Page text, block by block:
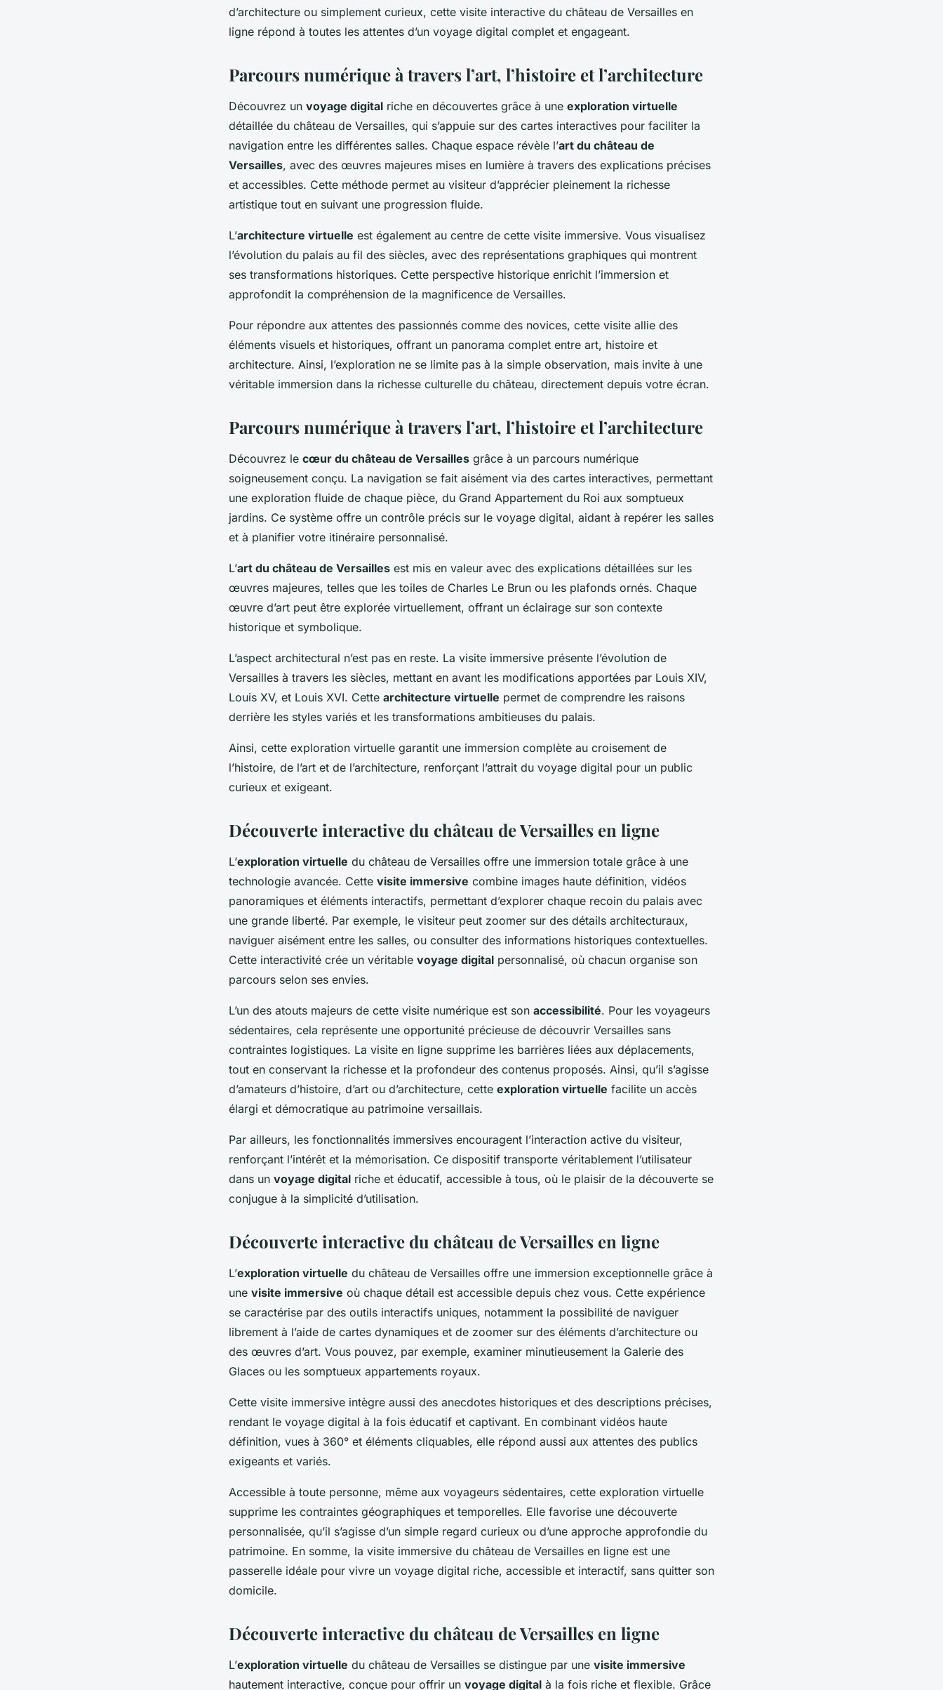
d’architecture ou simplement curieux, cette visite interactive du château de Versailles en
ligne répond à toutes les attentes d’un voyage digital complet et engageant.
Parcours numérique à travers l’art, l’histoire et l’architecture
Découvrez un voyage digital riche en découvertes grâce à une exploration virtuelle
détaillée du château de Versailles, qui s’appuie sur des cartes interactives pour faciliter la
navigation entre les différentes salles. Chaque espace révèle l’art du château de
Versailles, avec des œuvres majeures mises en lumière à travers des explications précises
et accessibles. Cette méthode permet au visiteur d’apprécier pleinement la richesse
artistique tout en suivant une progression fluide.
L’architecture virtuelle est également au centre de cette visite immersive. Vous visualisez
l’évolution du palais au fil des siècles, avec des représentations graphiques qui montrent
ses transformations historiques. Cette perspective historique enrichit l’immersion et
approfondit la compréhension de la magnificence de Versailles.
Pour répondre aux attentes des passionnés comme des novices, cette visite allie des
éléments visuels et historiques, offrant un panorama complet entre art, histoire et
architecture. Ainsi, l’exploration ne se limite pas à la simple observation, mais invite à une
véritable immersion dans la richesse culturelle du château, directement depuis votre écran.
Parcours numérique à travers l’art, l’histoire et l’architecture
Découvrez le cœur du château de Versailles grâce à un parcours numérique
soigneusement conçu. La navigation se fait aisément via des cartes interactives, permettant
une exploration fluide de chaque pièce, du Grand Appartement du Roi aux somptueux
jardins. Ce système offre un contrôle précis sur le voyage digital, aidant à repérer les salles
et à planifier votre itinéraire personnalisé.
L’art du château de Versailles est mis en valeur avec des explications détaillées sur les
œuvres majeures, telles que les toiles de Charles Le Brun ou les plafonds ornés. Chaque
œuvre d’art peut être explorée virtuellement, offrant un éclairage sur son contexte
historique et symbolique.
L’aspect architectural n’est pas en reste. La visite immersive présente l’évolution de
Versailles à travers les siècles, mettant en avant les modifications apportées par Louis XIV,
Louis XV, et Louis XVI. Cette architecture virtuelle permet de comprendre les raisons
derrière les styles variés et les transformations ambitieuses du palais.
Ainsi, cette exploration virtuelle garantit une immersion complète au croisement de
l’histoire, de l’art et de l’architecture, renforçant l’attrait du voyage digital pour un public
curieux et exigeant.
Découverte interactive du château de Versailles en ligne
L’exploration virtuelle du château de Versailles offre une immersion totale grâce à une
technologie avancée. Cette visite immersive combine images haute définition, vidéos
panoramiques et éléments interactifs, permettant d’explorer chaque recoin du palais avec
une grande liberté. Par exemple, le visiteur peut zoomer sur des détails architecturaux,
naviguer aisément entre les salles, ou consulter des informations historiques contextuelles.
Cette interactivité crée un véritable voyage digital personnalisé, où chacun organise son
parcours selon ses envies.
L’un des atouts majeurs de cette visite numérique est son accessibilité. Pour les voyageurs
sédentaires, cela représente une opportunité précieuse de découvrir Versailles sans
contraintes logistiques. La visite en ligne supprime les barrières liées aux déplacements,
tout en conservant la richesse et la profondeur des contenus proposés. Ainsi, qu’il s’agisse
d’amateurs d’histoire, d’art ou d’architecture, cette exploration virtuelle facilite un accès
élargi et démocratique au patrimoine versaillais.
Par ailleurs, les fonctionnalités immersives encouragent l’interaction active du visiteur,
renforçant l’intérêt et la mémorisation. Ce dispositif transporte véritablement l’utilisateur
dans un voyage digital riche et éducatif, accessible à tous, où le plaisir de la découverte se
conjugue à la simplicité d’utilisation.
Découverte interactive du château de Versailles en ligne
L’exploration virtuelle du château de Versailles offre une immersion exceptionnelle grâce à
une visite immersive où chaque détail est accessible depuis chez vous. Cette expérience
se caractérise par des outils interactifs uniques, notamment la possibilité de naviguer
librement à l’aide de cartes dynamiques et de zoomer sur des éléments d’architecture ou
des œuvres d’art. Vous pouvez, par exemple, examiner minutieusement la Galerie des
Glaces ou les somptueux appartements royaux.
Cette visite immersive intègre aussi des anecdotes historiques et des descriptions précises,
rendant le voyage digital à la fois éducatif et captivant. En combinant vidéos haute
définition, vues à 360° et éléments cliquables, elle répond aussi aux attentes des publics
exigeants et variés.
Accessible à toute personne, même aux voyageurs sédentaires, cette exploration virtuelle
supprime les contraintes géographiques et temporelles. Elle favorise une découverte
personnalisée, qu’il s’agisse d’un simple regard curieux ou d’une approche approfondie du
patrimoine. En somme, la visite immersive du château de Versailles en ligne est une
passerelle idéale pour vivre un voyage digital riche, accessible et interactif, sans quitter son
domicile.
Découverte interactive du château de Versailles en ligne
L’exploration virtuelle du château de Versailles se distingue par une visite immersive
hautement interactive, conçue pour offrir un voyage digital à la fois riche et flexible. Grâce